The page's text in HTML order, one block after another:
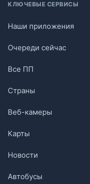
КЛЮЧЕВЫЕ СЕРВИСЫ
Наши приложения
Очереди сейчас
Все ПП
Страны
Веб-камеры
Карты
Новости
Автобусы